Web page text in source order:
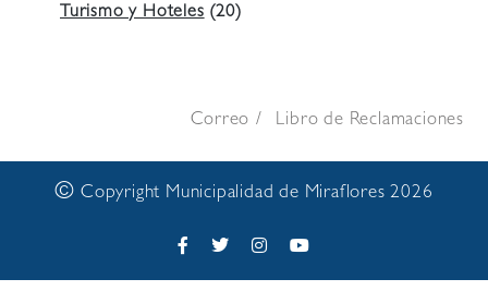
Turismo y Hoteles (20)
Correo Libro de Reclamaciones
© Copyright Municipalidad de Miraflores 2026